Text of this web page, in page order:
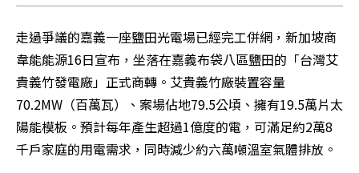
走過爭議的嘉義一座鹽田光電場已經完工併網，新加坡商
韋能能源16日宣布，坐落在嘉義布袋八區鹽田的「台灣艾
貴義竹發電廠」正式商轉。艾貴義竹廠裝置容量
70.2MW（百萬瓦）、案場佔地79.5公頃、擁有19.5萬片太
陽能模板。預計每年產生超過1億度的電，可滿足約2萬8
千戶家庭的用電需求，同時減少約六萬噸溫室氣體排放。